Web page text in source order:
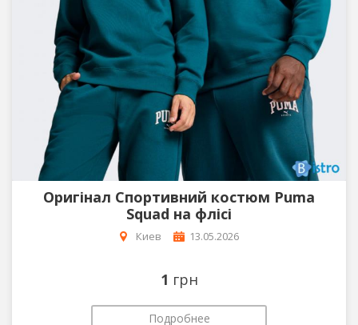
Оригінал Спортивний костюм Puma
Squad на флісі
Киев 13.05.2026
1 грн
Подробнее